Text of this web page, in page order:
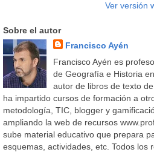
Ver versión
Sobre el autor
Francisco Ayén
Francisco Ayén es
de Geografía e Historia
autor de libros de texto
ha impartido cursos de formación a
metodología, TIC, blogger y
ampliando la web de recursos
sube material educativo que prepara
esquemas, actividades, etc. Todos los